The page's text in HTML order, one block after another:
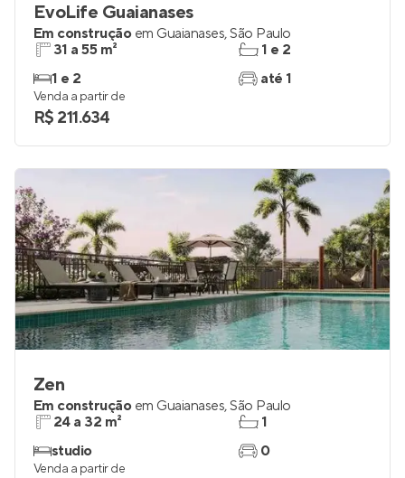
EvoLife Guaianases
Em construção em Guaianases,São Paulo
31 a 55 m²
1 e 2
1 e 2
até 1
Venda a partir de
R$ 211.634
Zen
Em construção em Guaianases,São Paulo
24 a 32 m²
studio
1
0
Venda a partir de